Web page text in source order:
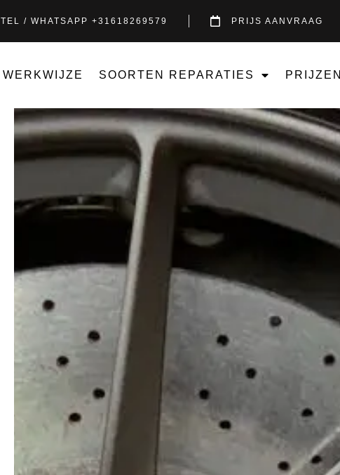
TEL / WHATSAPP +31618269579 PRIJS AANVRAAG
WERKWIJZE SOORTEN REPARATIES PRIJZEN